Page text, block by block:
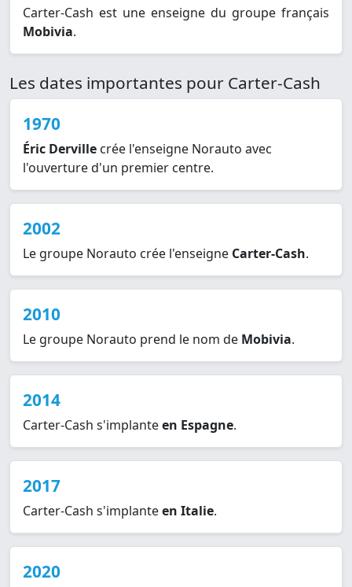
Carter-Cash est une enseigne du groupe français
Mobivia.
Les dates importantes pour Carter-Cash
1970
Éric Derville crée l'enseigne Norauto avec
l'ouverture d'un premier centre.
2002
Le groupe Norauto crée l'enseigne Carter-Cash.
2010
Le groupe Norauto prend le nom de Mobivia.
2014
Carter-Cash s'implanteen Espagne.
2017
Carter-Cash s'implanteen Italie.
2020